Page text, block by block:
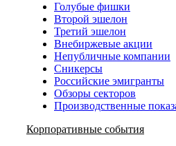
Голубые фишки
Второй эшелон
Третий эшелон
Внебиржевые акции
Непубличные компании
Сникерсы
Российские эмигранты
Обзоры секторов
Производственные
Корпоративные события